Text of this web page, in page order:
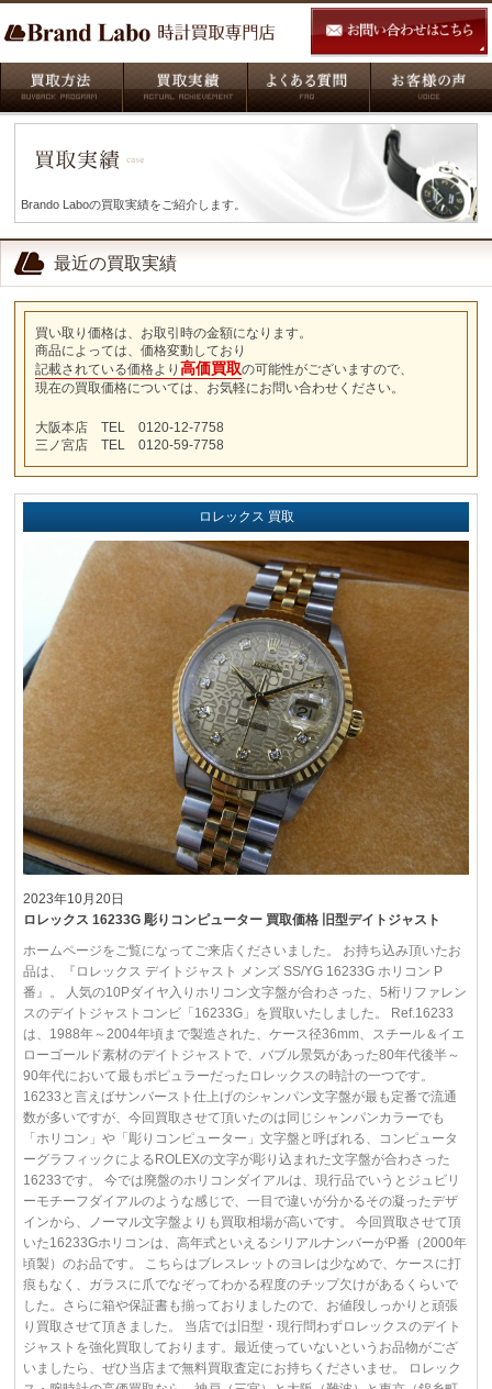
Brando Laboの買取実績をご紹介します。
最近の買取実績
買い取り価格は、お取引時の金額になります。
商品によっては、価格変動しており
記載されている価格より 高価買取の可能性がございますので、
現在の買取価格については、お気軽にお問い合わせください。
大阪本店 TEL 0120-12-7758
三ノ宮店 TEL 0120-59-7758
ロレックス 買取
2023年10月20日
ロレックス 16233G 彫りコンピューター 買取価格 旧型デイトジャスト
ホームページをご覧になってご来店くださいました。 お持ち込み頂いたお
品は、『ロレックス デイトジャスト メンズ SS/YG 16233G ホリコン P
番』。 人気の10Pダイヤ入りホリコン文字盤が合わさった、5桁リファレン
スのデイトジャストコンビ「16233G」を買取いたしました。 Ref.16233
は、1988年～2004年頃まで製造された、ケース径36mm、スチール＆イエ
ローゴールド素材のデイトジャストで、バブル景気があった80年代後半～
90年代において最もポピュラーだったロレックスの時計の一つです。
16233と言えばサンバースト仕上げのシャンパン文字盤が最も定番で流通
数が多いですが、今回買取させて頂いたのは同じシャンパンカラーでも
「ホリコン」や「彫りコンピューター」文字盤と呼ばれる、コンピュータ
ーグラフィックによるROLEXの文字が彫り込まれた文字盤が合わさった
16233です。 今では廃盤のホリコンダイアルは、現行品でいうとジュビリ
ーモチーフダイアルのような感じで、一目で違いが分かるその凝ったデザ
インから、ノーマル文字盤よりも買取相場が高いです。 今回買取させて頂
いた16233Gホリコンは、高年式といえるシリアルナンバーがP番（2000年
頃製）のお品です。 こちらはブレスレットのヨレは少なめで、ケースに打
痕もなく、ガラスに爪でなぞってわかる程度のチップ欠けがあるくらいで
した。さらに箱や保証書も揃っておりましたので、お値段しっかりと頑張
り買取させて頂きました。 当店では旧型・現行問わずロレックスのデイト
ジャストを強化買取しております。最近使っていないというお品物がござ
いましたら、ぜひ当店まで無料買取査定にお持ちくださいませ。 ロレック